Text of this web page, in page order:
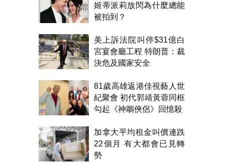
姬蒂派莉放閃為什麼總能
被拍到？
美上訴法院叫停$31億白
宮宴會廳工程 特朗普：裁
決危及國家安全
81歲高雄返港佳視藝人世
紀聚會 初代郭靖黃蓉同框
勾起《神鵰俠侶》回憶殺
加拿大平均租金叫價連跌
22個月 有大都會已見轉
勢